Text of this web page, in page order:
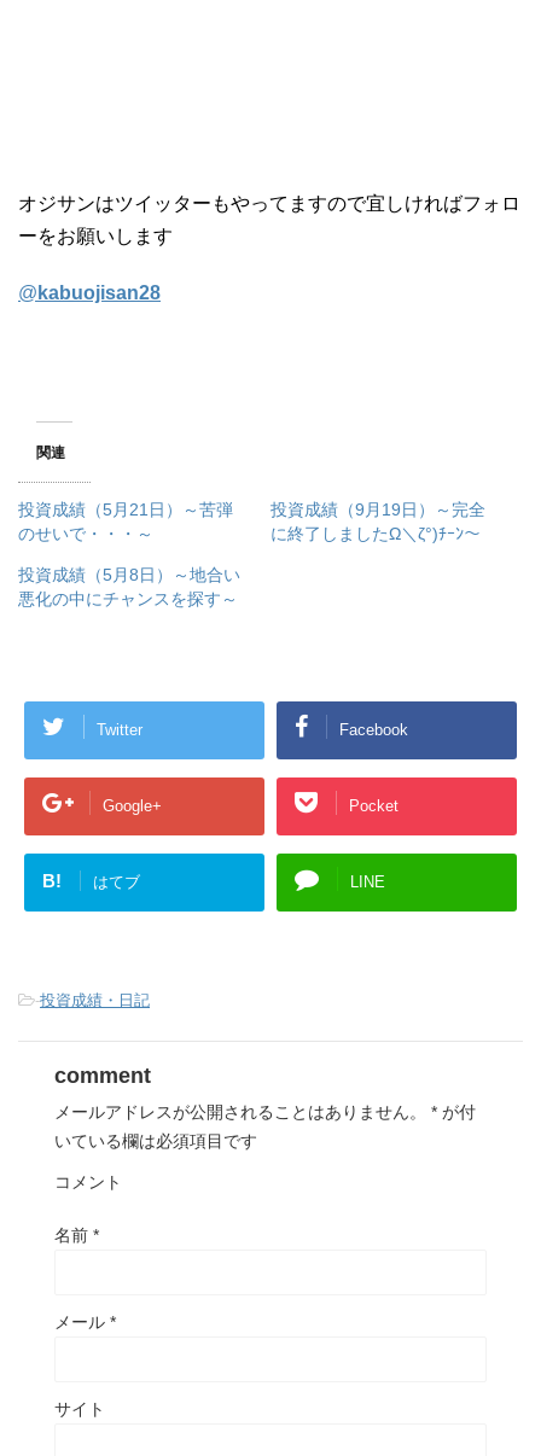
オジサンはツイッターもやってますので宜しければフォロ
ーをお願いします
@ kabuojisan28
関連
投資成績（5月21日）～苦弾
のせいで・・・～
投資成績（9月19日）～完全
に終了しましたΩ＼ζ°)ﾁｰﾝ～
投資成績（5月8日）～地合い
悪化の中にチャンスを探す～
Twitter Facebook
Google+ Pocket
B! はてブ LINE
-投資成績・日記
comment
メールアドレスが公開されることはありません。 * が付
いている欄は必須項目です
コメント
名前 *
メール *
サイト